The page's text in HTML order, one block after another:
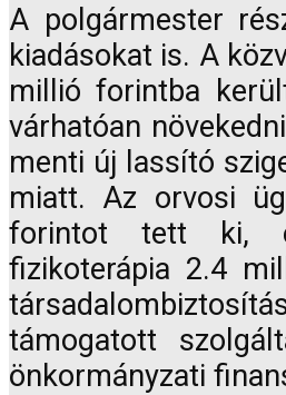
A polgármester
kiadásokat is. A
millió forintba
várhatóan
menti új lassító
miatt. Az orvosi
forintot tett ki,
fizikoterápia 2.4
támogatott
önkormányzati